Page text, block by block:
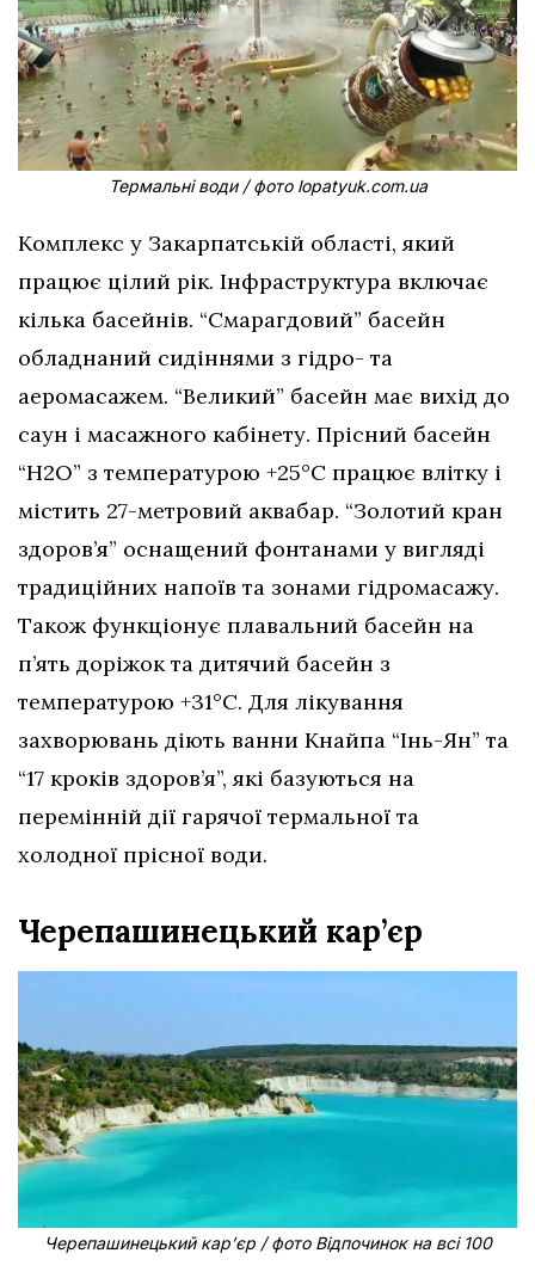
Термальні води / фото lopatyuk.com.ua
Комплекс у Закарпатській області, який
працює цілий рік. Інфраструктура включає
кілька басейнів. “Смарагдовий” басейн
обладнаний сидіннями з гідро- та
аеромасажем. “Великий” басейн має вихід до
саун і масажного кабінету. Прісний басейн
“H2O” з температурою +25°C працює влітку і
містить 27-метровий аквабар. “Золотий кран
здоров’я” оснащений фонтанами у вигляді
традиційних напоїв та зонами гідромасажу.
Також функціонує плавальний басейн на
п’ять доріжок та дитячий басейн з
температурою +31°C. Для лікування
захворювань діють ванни Кнайпа “Інь-Ян” та
“17 кроків здоров’я”, які базуються на
перемінній дії гарячої термальної та
холодної прісної води.
Черепашинецький кар’єр
Черепашинецький кар’єр / фото Відпочинок на всі 100